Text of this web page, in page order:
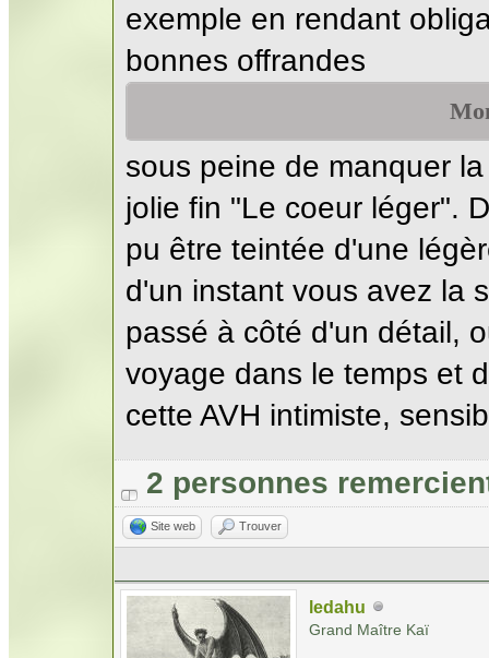
exemple en rendant
bonnes offrandes
sous peine de manquer
jolie fin "Le coeur léger".
pu être teintée d'une
d'un instant vous avez la
passé à côté d'un détail,
voyage dans le temps et
cette AVH intimiste,
2 personnes
Site web Trouver
ledahu
Grand Maître Kaï